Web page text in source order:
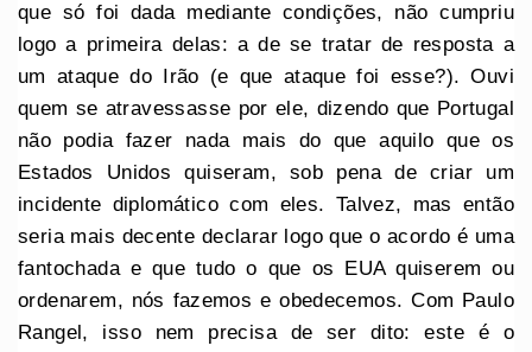
que só foi dada mediante condições, não cumpriu
logo a primeira delas: a de se tratar de resposta a
um ataque do Irão (e que ataque foi esse?). Ouvi
quem se atravessasse por ele, dizendo que Portugal
não podia fazer nada mais do que aquilo que os
Estados Unidos quiseram, sob pena de criar um
incidente diplomático com eles. Talvez, mas então
seria mais decente declarar logo que o acordo é uma
fantochada e que tudo o que os EUA quiserem ou
ordenarem, nós fazemos e obedecemos. Com Paulo
Rangel, isso nem precisa de ser dito: este é o